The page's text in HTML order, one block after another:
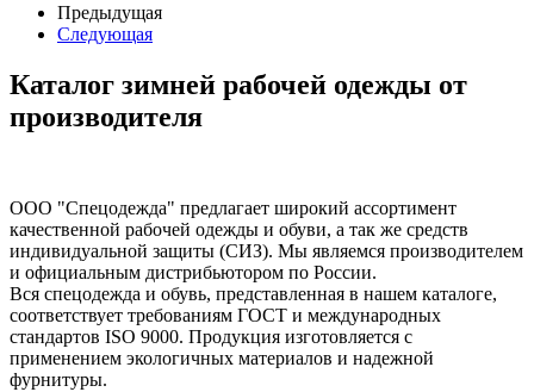
Предыдущая
Следующая
Каталог зимней рабочей одежды от
производителя
ООО "Спецодежда" предлагает широкий ассортимент
качественной рабочей одежды и обуви, а так же средств
индивидуальной защиты (СИЗ). Мы являемся производителем
и официальным дистрибьютором по России.
Вся спецодежда и обувь, представленная в нашем каталоге,
соответствует требованиям ГОСТ и международных
стандартов ISO 9000. Продукция изготовляется с
применением экологичных материалов и надежной
фурнитуры.